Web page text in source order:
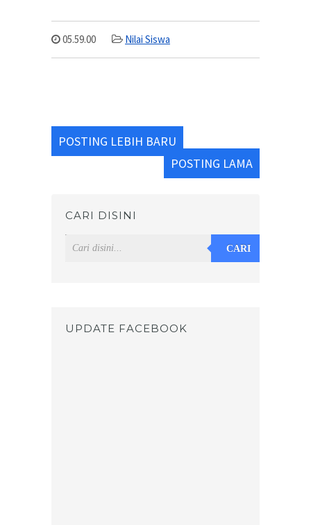
05.59.00 Nilai Siswa
POSTING LEBIH BARU
POSTING LAMA
CARI DISINI
CARI
UPDATE FACEBOOK